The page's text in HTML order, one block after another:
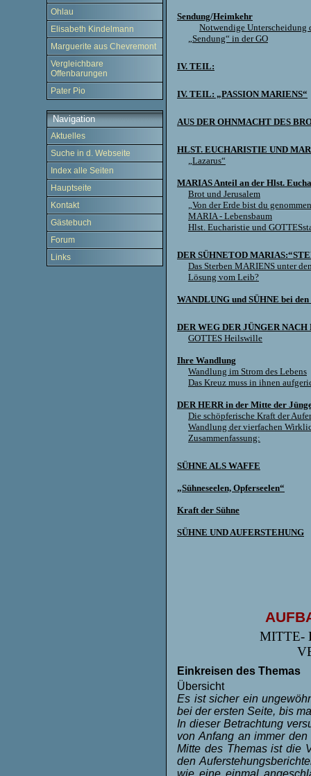
Ohlau
Elisabeth Kindelmann
Marguerite aus Chevremont
Vergleichbare
Offenbarungen
Pater Pio
Navigation
Aktuelles
Suche in d. Webseite
Index alle Seiten
Hauptseite
Kontakt
Gästebuch
Forum
Links
Sendung/Heimkehr
Notwendige Unterscheidung
„Sendung“ in der GO
IV. TEIL:
IV. TEIL: „PASSION MARIENS“
AUS DER OHNMACHT DES
HLST. EUCHARISTIE UND
„Lazarus“
MARIAS Anteil an der Hlst.
Brot und Jerusalem
„Von der Erde bist du
MARIA - Lebensbaum
Hlst. Eucharistie und
DER SÜHNETOD
Das Sterben MARIENS unter
Lösung vom Leib?
WANDLUNG und SÜHNE bei
DER WEG DER JÜNGER
GOTTES Heilswille
Ihre Wandlung
Wandlung im Strom des Lebens
Das Kreuz muss in ihnen
DER HERR in der Mitte der
Die schöpferische Kraft der
Wandlung der vierfachen
Zusammenfassung:
SÜHNE ALS WAFFE
„Sühneseelen, Opferseelen“
Kraft der Sühne
SÜHNE UND AUFERSTEHUNG
MITTE-
Einkreisen des Themas
Übersicht
Es ist sicher ein
bei der ersten Seite, bis
In dieser Betrachtung
von Anfang an immer
Mitte des Themas ist die
den